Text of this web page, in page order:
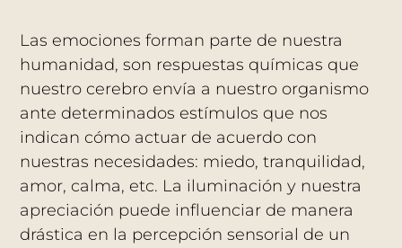
Las emociones forman parte de nuestra
humanidad, son respuestas químicas que
nuestro cerebro envía a nuestro organismo
ante determinados estímulos que nos
indican cómo actuar de acuerdo con
nuestras necesidades: miedo, tranquilidad,
amor, calma, etc. La iluminación y nuestra
apreciación puede influenciar de manera
drástica en la percepción sensorial de un